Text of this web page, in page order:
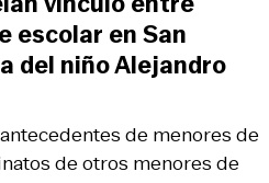
de menores de
de otros menores de
escolar en San
del niño Alejandro